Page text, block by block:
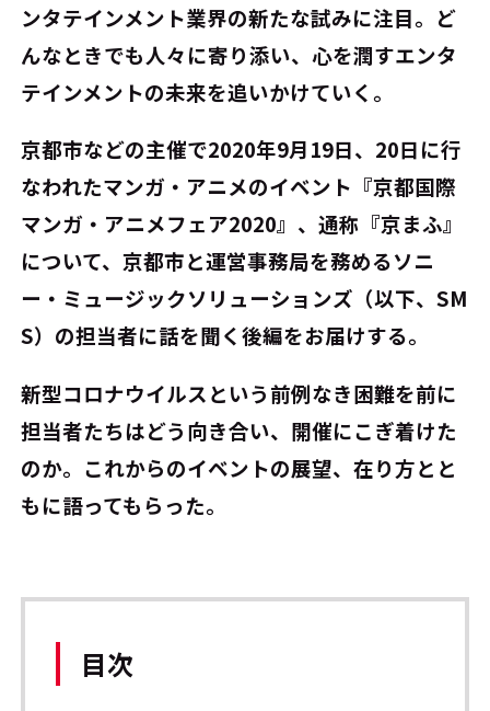
ンタテインメント業界の新たな試みに注目。ど
んなときでも人々に寄り添い、心を潤すエンタ
テインメントの未来を追いかけていく。
京都市などの主催で2020年9月19日、20日に行
なわれたマンガ・アニメのイベント『京都国際
マンガ・アニメフェア2020』、通称『京まふ』
について、京都市と運営事務局を務めるソニ
ー・ミュージックソリューションズ（以下、SM
S）の担当者に話を聞く後編をお届けする。
新型コロナウイルスという前例なき困難を前に
担当者たちはどう向き合い、開催にこぎ着けた
のか。これからのイベントの展望、在り方とと
もに語ってもらった。
目次